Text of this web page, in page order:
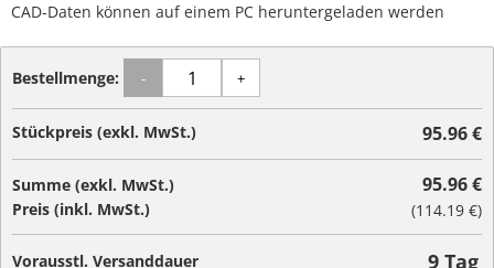
CAD-Daten können auf einem PC heruntergeladen werden
Bestellmenge: - +
Stückpreis (exkl. MwSt.) 95.96 €
Summe (exkl. MwSt.)
Preis (inkl. MwSt.)
95.96 €
(114.19 €)
Vorausstl. Versanddauer
9 Tag